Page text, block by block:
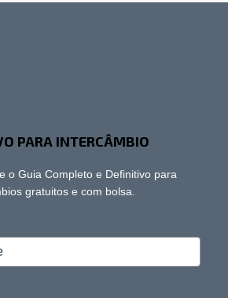
PARA INTERCÂMBIO
o Guia Completo e Definitivo para
gratuitos e com bolsa.